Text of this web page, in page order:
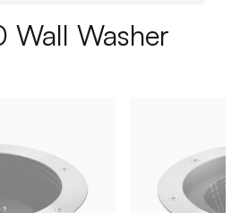
Wall Washer